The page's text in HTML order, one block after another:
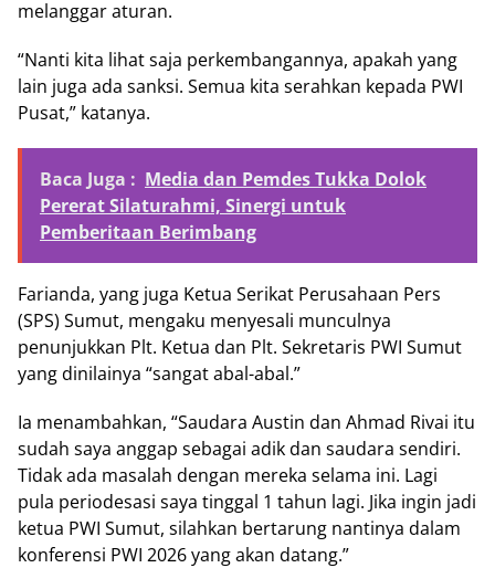
melanggar aturan.
“Nanti kita lihat saja perkembangannya, apakah yang
lain juga ada sanksi. Semua kita serahkan kepada PWI
Pusat,” katanya.
Baca Juga : Media dan Pemdes Tukka Dolok
Pererat Silaturahmi, Sinergi untuk
Pemberitaan Berimbang
Farianda, yang juga Ketua Serikat Perusahaan Pers
(SPS) Sumut, mengaku menyesali munculnya
penunjukkan Plt. Ketua dan Plt. Sekretaris PWI Sumut
yang dinilainya “sangat abal-abal.”
Ia menambahkan, “Saudara Austin dan Ahmad Rivai itu
sudah saya anggap sebagai adik dan saudara sendiri.
Tidak ada masalah dengan mereka selama ini. Lagi
pula periodesasi saya tinggal 1 tahun lagi. Jika ingin jadi
ketua PWI Sumut, silahkan bertarung nantinya dalam
konferensi PWI 2026 yang akan datang.”